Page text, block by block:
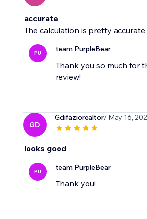
accurate
The calculation is pretty accurate
PU team PurpleBear
Thank you so much for
review!
GD
Gdifaziorealtor/ May 16,
looks good
PU team PurpleBear
Thank you!